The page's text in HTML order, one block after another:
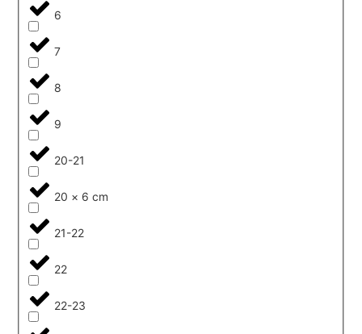
6
7
8
9
20-21
20 × 6 cm
21-22
22
22-23